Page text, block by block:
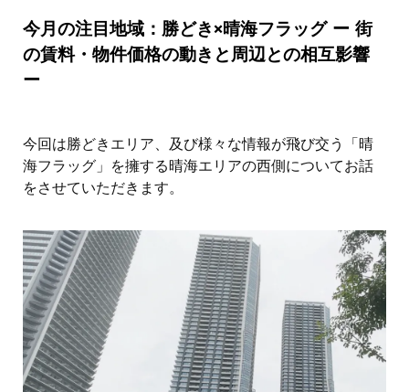
今月の注目地域：勝どき×晴海フラッグ ー 街
の賃料・物件価格の動きと周辺との相互影響
ー
今回は勝どきエリア、及び様々な情報が飛び交う「晴
海フラッグ」を擁する晴海エリアの西側についてお話
をさせていただきます。